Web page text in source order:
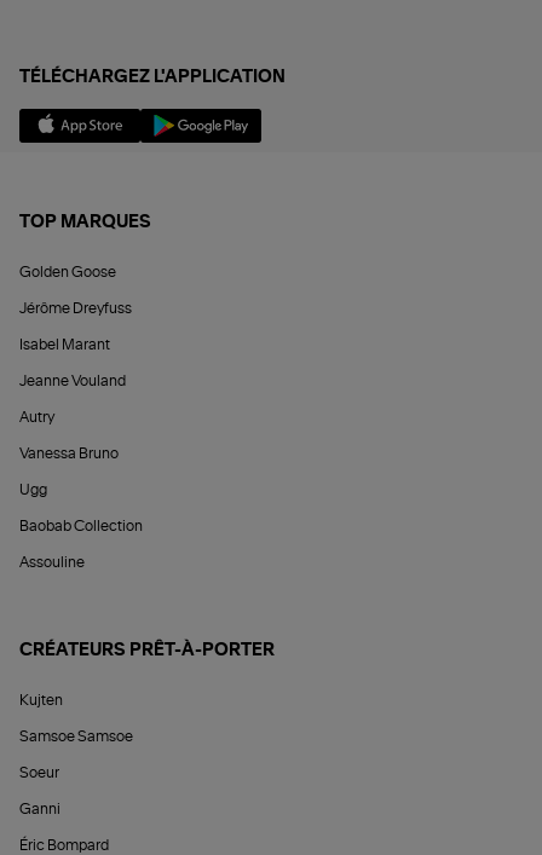
TÉLÉCHARGEZ L'APPLICATION
TOP MARQUES
Golden Goose
Jérôme Dreyfuss
Isabel Marant
Jeanne Vouland
Autry
Vanessa Bruno
Ugg
Baobab Collection
Assouline
CRÉATEURS PRÊT-À-PORTER
Kujten
Samsoe Samsoe
Soeur
Ganni
Éric Bompard